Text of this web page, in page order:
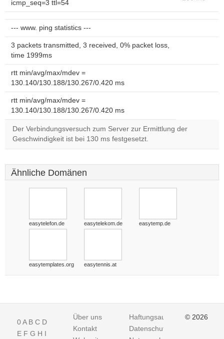
icmp_seq=3 ttl=54
--- www. ping statistics ---
3 packets transmitted, 3 received, 0% packet loss,
time 1999ms
rtt min/avg/max/mdev =
130.140/130.188/130.267/0.420 ms
rtt min/avg/max/mdev =
130.140/130.188/130.267/0.420 ms
Der Verbindungsversuch zum Server zur Ermittlung der
Geschwindigkeit ist bei 130 ms festgesetzt.
Ähnliche Domänen
easytelefon.de easytelekom.de easytemp.de
easytemplates.org easytennis.at
0A B C D
E F G H I
Über uns
Kontakt
Haftungsausschluss
Datenschutz
© 2026